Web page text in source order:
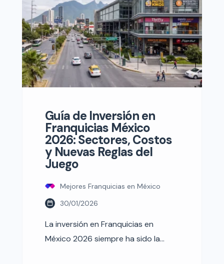
nómina para invertir los ahorros en
algo […]
Guía de Inversión en
Franquicias México
2026: Sectores, Costos
y Nuevas Reglas del
Juego
Mejores Franquicias en México
30/01/2026
La inversión en Franquicias en
México 2026 siempre ha sido la